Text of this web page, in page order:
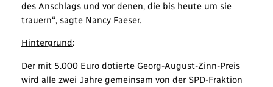
des Anschlags und vor denen, die bis heute um sie
trauern“, sagte Nancy Faeser.
Hintergrund:
Der mit 5.000 Euro dotierte Georg-August-Zinn-Preis
wird alle zwei Jahre gemeinsam von der SPD-Fraktion